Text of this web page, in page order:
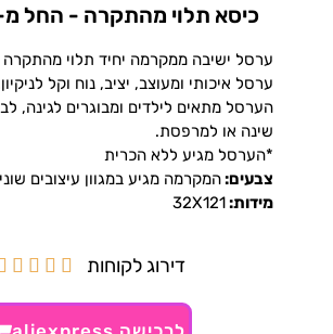
כיסא תלוי מהתקרה - החל מ-118
ערסל ישיבה ממקרמה יחיד תלוי מהתקרה
ערסל איכותי ומעוצב, יציב, נוח וקל
הערסל מתאים לילדים ומבוגרים לגינה,
שינה או למרפסת.
*הערסל מגיע ללא הכרית
צבעים:המקרמה מגיע במגוון עיצובים
מידות:32X121
דירוג לקוחות 


